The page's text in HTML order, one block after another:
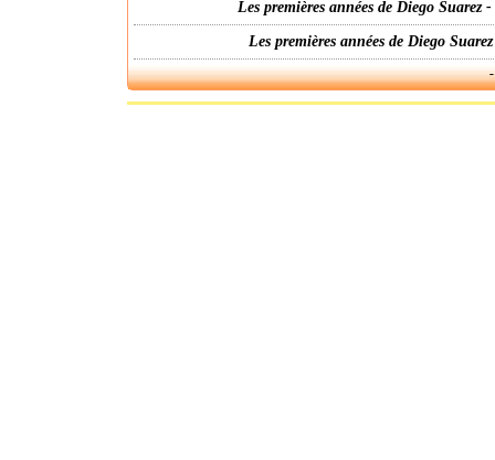
Les premières années de Diego
Les premières années de Diego